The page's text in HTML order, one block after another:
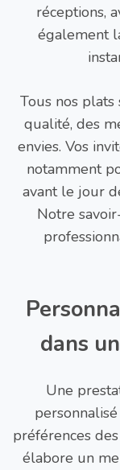
réceptions,
également
Tous nos
qualité, des
envies. Vos
notamment
avant le jour
Notre
dans
Une
préférences
élabore un